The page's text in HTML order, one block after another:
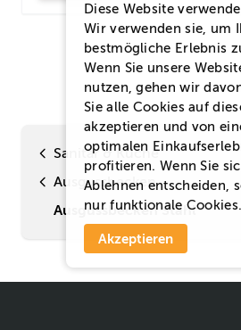
Sanitär & Küche
Ausgussbecken
Ausgussbecken Stahl
Diese Website
Wir verwenden sie, um
bestmögliche Erlebnis
Wenn Sie unsere
nutzen, gehen wir
Sie alle Cookies auf
akzeptieren und von
optimalen
profitieren. Wenn Sie
Ablehnen entscheiden,
nur funktionale Cookies.
Akzeptieren